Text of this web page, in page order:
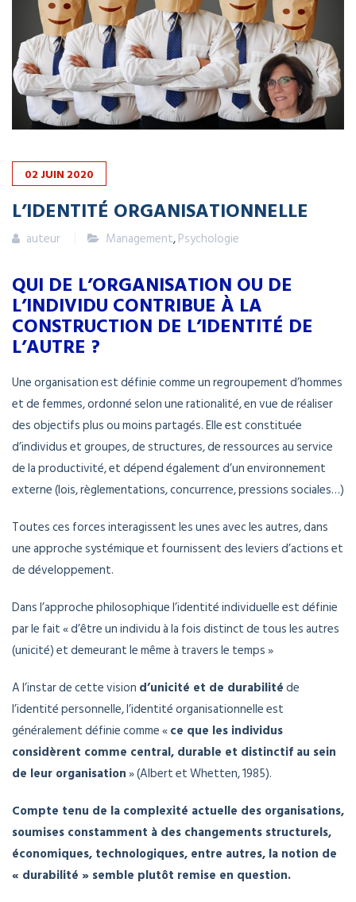
02 JUIN 2020
L’IDENTITÉ ORGANISATIONNELLE
auteur Management,Psychologie
QUI DE L’ORGANISATION OU DE
L’INDIVIDU CONTRIBUE À LA
CONSTRUCTION DE L’IDENTITÉ DE
L’AUTRE ?
Une organisation est définie comme un regroupement d’hommes
et de femmes, ordonné selon une rationalité, en vue de réaliser
des objectifs plus ou moins partagés. Elle est constituée
d’individus et groupes, de structures, de ressources au service
de la productivité, et dépend également d’un environnement
externe (lois, règlementations, concurrence, pressions sociales…)
Toutes ces forces interagissent les unes avec les autres, dans
une approche systémique et fournissent des leviers d’actions et
de développement.
Dans l’approche philosophique l’identité individuelle est définie
par le fait « d’être un individu à la fois distinct de tous les autres
(unicité) et demeurant le même à travers le temps »
A l’instar de cette vision d’unicité et de durabilitéde
l’identité personnelle, l’identité organisationnelle est
généralement définie comme «ce que les individus
considèrent comme central, durable et distinctif au sein
de leur organisation» (Albert et Whetten, 1985).
Compte tenu de la complexité actuelle des organisations,
soumises constamment à des changements structurels,
économiques, technologiques, entre autres, la notion de
« durabilité » semble plutôt remise en question.